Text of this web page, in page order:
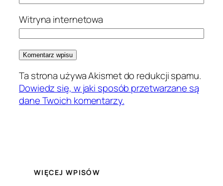
Witryna internetowa
Ta strona używa Akismet do redukcji spamu.
Dowiedz się, w jaki sposób przetwarzane są
dane Twoich komentarzy.
WIĘCEJ WPISÓW